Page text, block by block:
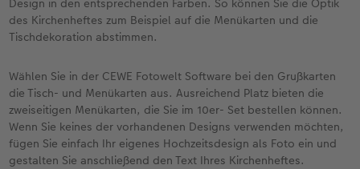
Design in den entsprechenden Farben. So können Sie die Optik
des Kirchenheftes zum Beispiel auf die Menükarten und die
Tischdekoration abstimmen.
Wählen Sie in der CEWE Fotowelt Software bei den Grußkarten
die Tisch- und Menükarten aus. Ausreichend Platz bieten die
zweiseitigen Menükarten, die Sie im 10er- Set bestellen können.
Wenn Sie keines der vorhandenen Designs verwenden möchten,
fügen Sie einfach Ihr eigenes Hochzeitsdesign als Foto ein und
gestalten Sie anschließend den Text Ihres Kirchenheftes.